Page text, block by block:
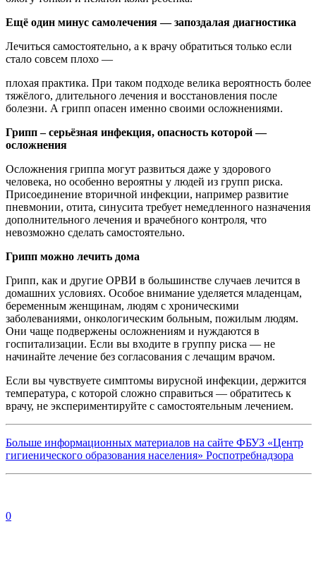
Ещё один минус самолечения — запоздалая диагностика
Лечиться самостоятельно, а к врачу обратиться только если
стало совсем плохо —
плохая практика. При таком подходе велика вероятность более
тяжёлого, длительного лечения и восстановления после
болезни. А грипп опасен именно своими осложнениями.
Грипп – серьёзная инфекция, опасность которой —
осложнения
Осложнения гриппа могут развиться даже у здорового
человека, но особенно вероятны у людей из групп риска.
Присоединение вторичной инфекции, например развитие
пневмонии, отита, синусита требует немедленного назначения
дополнительного лечения и врачебного контроля, что
невозможно сделать самостоятельно.
Грипп можно лечить дома
Грипп, как и другие ОРВИ в большинстве случаев лечится в
домашних условиях. Особое внимание уделяется младенцам,
беременным женщинам, людям с хроническими
заболеваниями, онкологическим больным, пожилым людям.
Они чаще подвержены осложнениям и нуждаются в
госпитализации. Если вы входите в группу риска — не
начинайте лечение без согласования с лечащим врачом.
Если вы чувствуете симптомы вирусной инфекции, держится
температура, с которой сложно справиться — обратитесь к
врачу, не экспериментируйте с самостоятельным лечением.
Больше информационных материалов на сайте ФБУЗ «Центр
гигиенического образования населения» Роспотребнадзора
0